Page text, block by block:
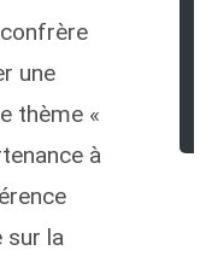
une
thème «
à
sur la